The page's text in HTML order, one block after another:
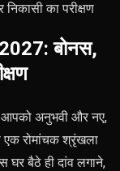
का परीक्षण
2027: बोनस,
अनुभवी और नए,
एक रोमांचक श्रृंखला
बैठे ही दांव लगाने,